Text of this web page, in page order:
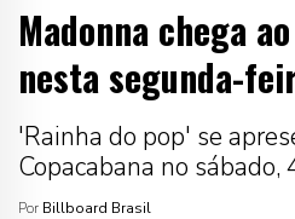
Madonna chega
nesta segunda-
'Rainha do pop' se
Copacabana no sábado,
Por Billboard Brasil